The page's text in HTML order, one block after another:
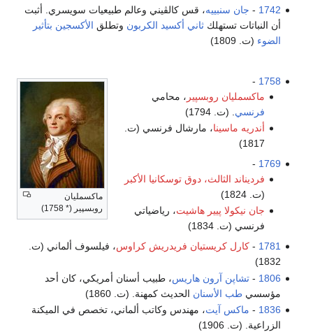
1742
- جان سنبييه، قس كالڤيني وعالم طبيعيات سويسري. أثبت
أن النباتات تستهلكثاني أكسيد الكربون وتطلق الأكسجين بتأثير
الضوء (ت. 1809)
ماكسمليان
روبسپير (* 1758)
1758
-
ماكسمليان روبسپير ، محامي
فرنسي . (ت. 1794)
أندريه ماسينا، مارشال فرنسي (ت.
1817)
1769
-
فرديناند الثالث، دوق توسكانيا الأكبر
(ت. 1824)
جان نيكولا پيير هاشيت، رياضياتي
فرنسي (ت. 1834)
1781
-كارل كريستيان فريدريش كراوس، فيلسوف ألماني (ت.
1832)
1806
-تشاپن آرون هاريس، طبيب أسنان أمريكي، كان أحد
مؤسسيطب الأسنان الحديث كمهنة. (ت. 1860)
1836
- ماكس آيت، مهندس وكاتب ألماني، تخصص في الميكنة
الزراعية. (ت. 1906)